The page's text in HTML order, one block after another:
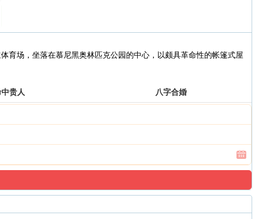
育场，坐落在慕尼黑奥林匹克公园的中心，以颇具革命性的帐篷式屋
贵人 八字合婚